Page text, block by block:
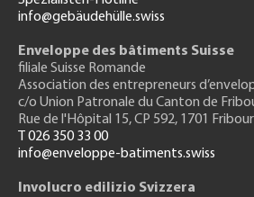
info@gebäudehülle.swiss
Enveloppe des bâtiments Suisse
filiale Suisse Romande
Association des entrepreneurs
c/o Union Patronale du Canton de
Rue de l'Hôpital 15, CP 592, 1701
T 026 350 33 00
info@enveloppe-batiments.swiss
Involucro edilizio Svizzera